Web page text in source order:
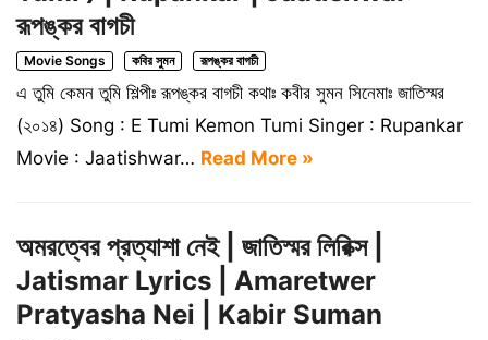
রূপঙ্কর বাগচী
Movie Songs কবির সুমন রূপঙ্কর বাগচী
এ তুমি কেমন তুমি শিল্পীঃ রূপঙ্কর বাগচী কথাঃ কবীর সুমন সিনেমাঃ জাতিস্মর
(২০১৪) Song : E Tumi Kemon Tumi Singer : Rupankar
Movie : Jaatishwar… Read More »
অমরত্বের প্রত্যাশা নেই | জাতিস্মর লিরিক্স |
Jatismar Lyrics | Amaretwer
Pratyasha Nei | Kabir Suman